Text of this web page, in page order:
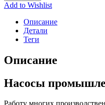
Add to Wishlist
Описание
Детали
Теги
Описание
Насосы